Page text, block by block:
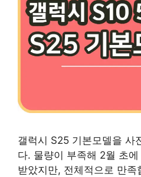
갤럭시 S25 기본모델을 사
다. 물량이 부족해 2월 초
받았지만, 전체적으로 만